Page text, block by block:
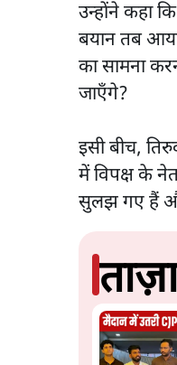
उन्होंने कहा
बयान तब
का सामना
जाएँगे?
इसी बीच,
में विपक्ष के
सुलझ गए हैं